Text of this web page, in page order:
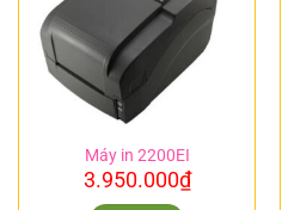
Máy in 2200EI
3.950.000₫